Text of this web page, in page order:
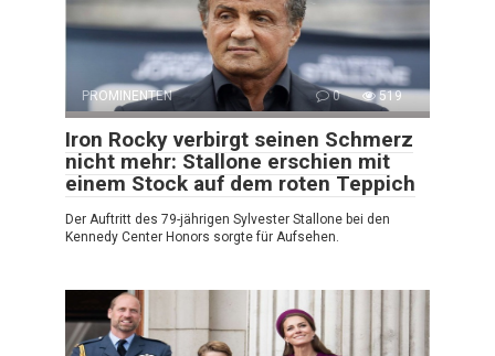
PROMINENTEN 0 519
Iron Rocky verbirgt seinen Schmerz
nicht mehr: Stallone erschien mit
einem Stock auf dem roten Teppich
Der Auftritt des 79-jährigen Sylvester Stallone bei den
Kennedy Center Honors sorgte für Aufsehen.